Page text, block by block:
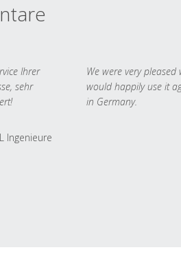
Ihrer
sehr
Ingenieure
We were very
would happily use it
in Germany.